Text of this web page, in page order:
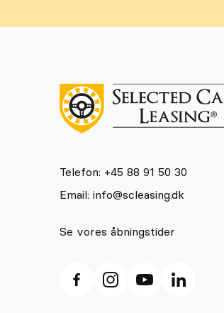
Telefon: +45 88 91 50 30
Email: info@scleasing.dk
Se vores åbningstider